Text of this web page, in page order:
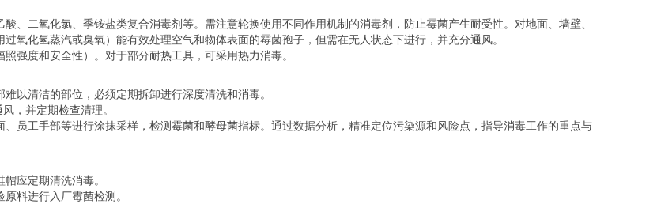
、二氧化氯、季铵盐类复合消毒剂等。需注意轮换使用不同作用机制的消毒剂，防止霉菌产生耐受性。对地面、墙壁、
氧化氢蒸汽或臭氧）能有效处理空气和物体表面的霉菌孢子，但需在无人状态下进行，并充分通风。
强度和安全性）。对于部分耐热工具，可采用热力消毒。
以清洁的部位，必须定期拆卸进行深度清洗和消毒。
，并定期检查清理。
员工手部等进行涂抹采样，检测霉菌和酵母菌指标。通过数据分析，精准定位污染源和风险点，指导消毒工作的重点与
应定期清洗消毒。
料进行入厂霉菌检测。